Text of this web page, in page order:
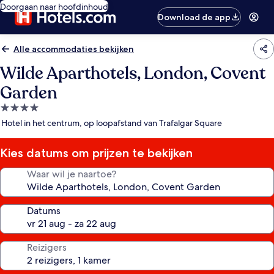
Doorgaan naar hoofdinhoud
Download de app
Alle accommodaties bekijken
Wilde Aparthotels, London, Covent
Garden
4.0-
sterrenaccommodatie
Hotel in het centrum, op loopafstand van Trafalgar Square
Kies datums om prijzen te bekijken
Waar wil je naartoe?
Datums
Reizigers